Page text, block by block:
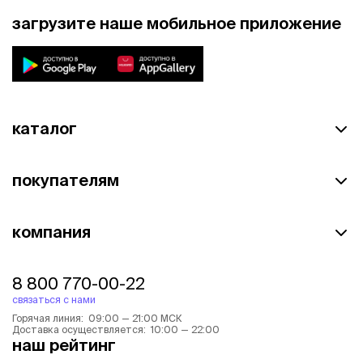
загрузите наше мобильное приложение
каталог
покупателям
компания
8 800 770-00-22
связаться с нами
Горячая линия: 09:00 — 21:00 МСК
Доставка осуществляется: 10:00 — 22:00
наш рейтинг